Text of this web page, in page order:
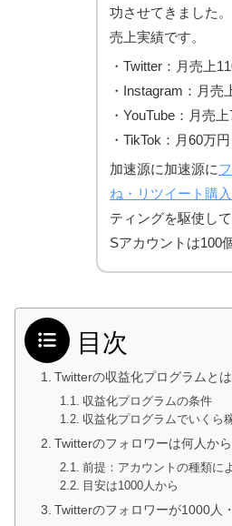
功させてきました
売上実績です。
・Twitter：月売上
・Instagram：月売
・YouTube：月売
・TikTok：月60万円
加速源に加速源に
ね・リツイート購入
ティングを駆使し
Sアカウントは100
目次
Twitterの収益化プログラムと
収益化プログラムの条件
収益化プログラムでいくら
Twitterのフォロワーは何人か
前提：アカウントの種類に
目安は1000人から
Twitterのフォロワーが1000人